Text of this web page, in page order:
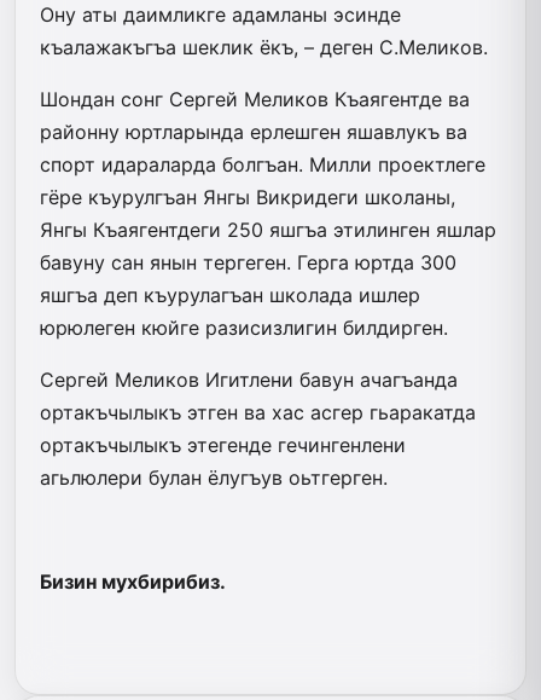
Ону аты даимликге адамланы эсинде
къалажакъгъа шеклик ёкъ, – деген С.Меликов.
Шондан сонг Сергей Меликов Къаягентде ва
районну юртларында ерлешген яшавлукъ ва
спорт идараларда болгъан. Милли проектлеге
гёре къурулгъан Янгы Викридеги школаны,
Янгы Къаягентдеги 250 яшгъа этилинген яшлар
бавуну сан янын тергеген. Герга юртда 300
яшгъа деп къурулагъан школада ишлер
юрюлеген кюйге разисизлигин билдирген.
Сергей Меликов Игитлени бавун ачагъанда
ортакъчылыкъ этген ва хас асгер гьаракатда
ортакъчылыкъ этегенде гечингенлени
агьлюлери булан ёлугъув оьтгерген.
Бизин мухбирибиз.